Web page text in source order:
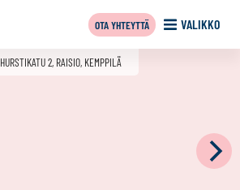
VALIKKO
OTA YHTEYTTÄ
HURSTIKATU 2, RAISIO, KEMPPILÄ